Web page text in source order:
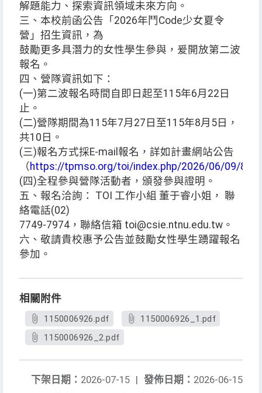
解題能力、探索資訊領域未來方向。
三、本校前函公告「2026年鬥Code少女夏令
營」招生資訊，為
鼓勵更多具潛力的女性學生參與，爰開放第二波
報名。
四、營隊資訊如下：
(一)第二波報名時間自即日起至115年6月22日
止。
(二)營隊期間為115年7月27日至115年8月5日，
共10日。
(三)報名方式採E-mail報名，詳如計畫網站公告
（ https://tpmso.org/toi/index.php/2026/06/09/
(四)全程參與營隊活動者，頒發參與證明。
五、報名洽詢： TOI 工作小組 董于睿小姐， 聯
絡電話(02)
7749-7974，聯絡信箱 toi@csie.ntnu.edu.tw。
六、敬請貴校惠予公告並鼓勵女性學生踴躍報名
參加。
相關附件
1150006926.pdf
1150006926_1.pdf
1150006926_2.pdf
發佈日期： 2026-06-15
下架日期： 2026-07-15 |